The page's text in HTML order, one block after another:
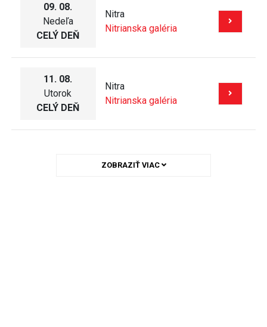
09. 08.
Nedeľa
CELÝ DEŇ
Nitra
Nitrianska galéria
11. 08.
Utorok
CELÝ DEŇ
Nitra
Nitrianska galéria
ZOBRAZIŤ VIAC